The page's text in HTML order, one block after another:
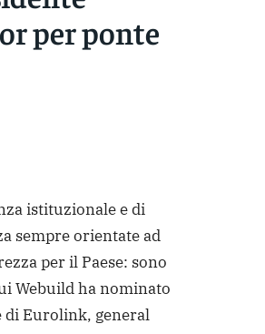
per ponte
istituzionale e di
sempre orientate ad
per il Paese: sono
Webuild ha nominato
di Eurolink, general